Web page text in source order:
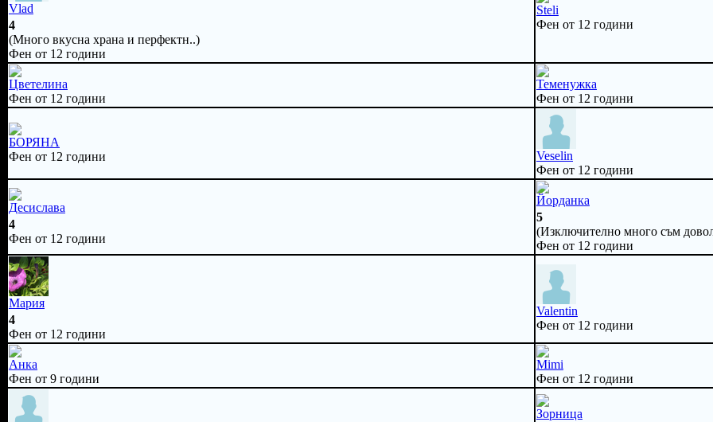
Vlad
4
(Много вкусна храна и перфектн..)
Фен от 12 години
Steli
Фен от 12 години
Цветелина
Фен от 12 години
Теменужка
Фен от 12 години
БОРЯНА
Фен от 12 години
Veselin
Фен от 12 години
Десислава
4
Фен от 12 години
Йорданка
5
(Изключително много съм
Фен от 12 години
Мария
4
Фен от 12 години
Valentin
Фен от 12 години
Анка
Фен от 9 години
Mimi
Фен от 12 години
Зорница